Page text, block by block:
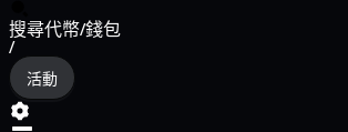
搜尋代幣/錢包
/
活動